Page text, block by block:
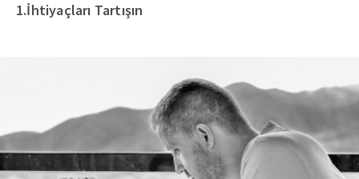
1.İhtiyaçları Tartışın